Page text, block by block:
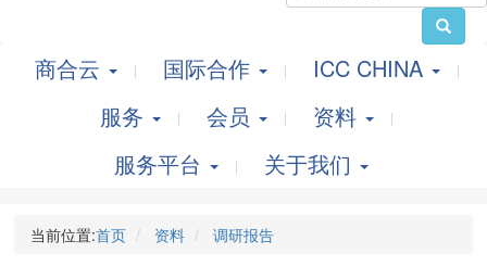
商合云 国际合作
ICC CHINA
服务
会员
资料
服务平台
关于我们
当前位置:首页 资料 调研报告